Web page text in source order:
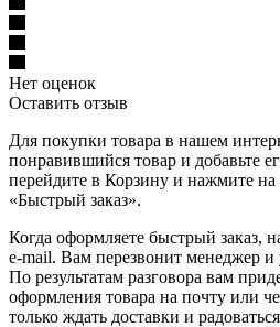
Нет оценок
Оставить отзыв
Для покупки товара в нашем
понравившийся товар и добавьте
перейдите в Корзину и нажмите
«Быстрый заказ».
Когда оформляете быстрый
e-mail. Вам перезвонит менеджер и
По результатам разговора вам
оформления товара на почту или
только ждать доставки и